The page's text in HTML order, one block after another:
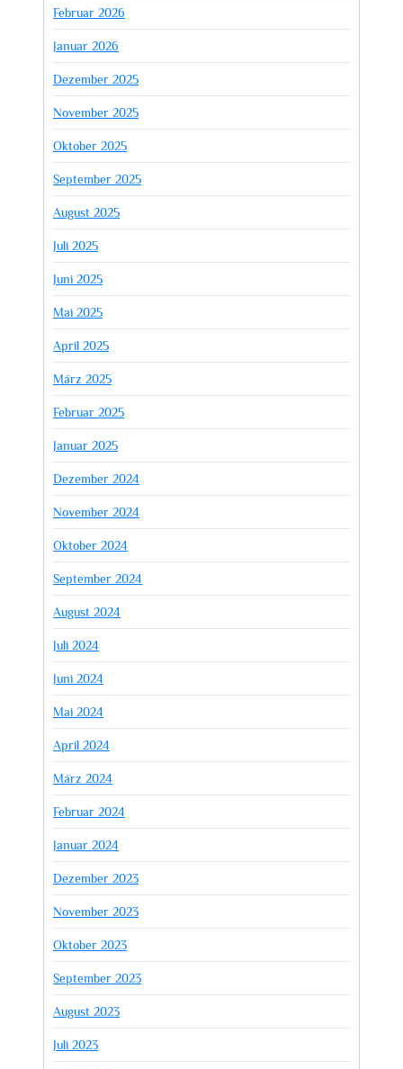
Februar 2026
Januar 2026
Dezember 2025
November 2025
Oktober 2025
September 2025
August 2025
Juli 2025
Juni 2025
Mai 2025
April 2025
März 2025
Februar 2025
Januar 2025
Dezember 2024
November 2024
Oktober 2024
September 2024
August 2024
Juli 2024
Juni 2024
Mai 2024
April 2024
März 2024
Februar 2024
Januar 2024
Dezember 2023
November 2023
Oktober 2023
September 2023
August 2023
Juli 2023